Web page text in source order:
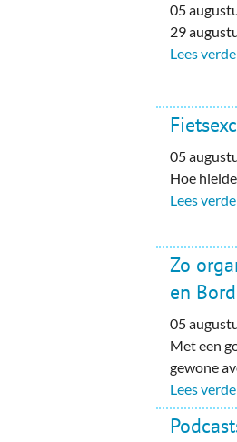
05
29
Lees
05
Hoe
Lees
Zo
en
05
Met een
gewone
Lees